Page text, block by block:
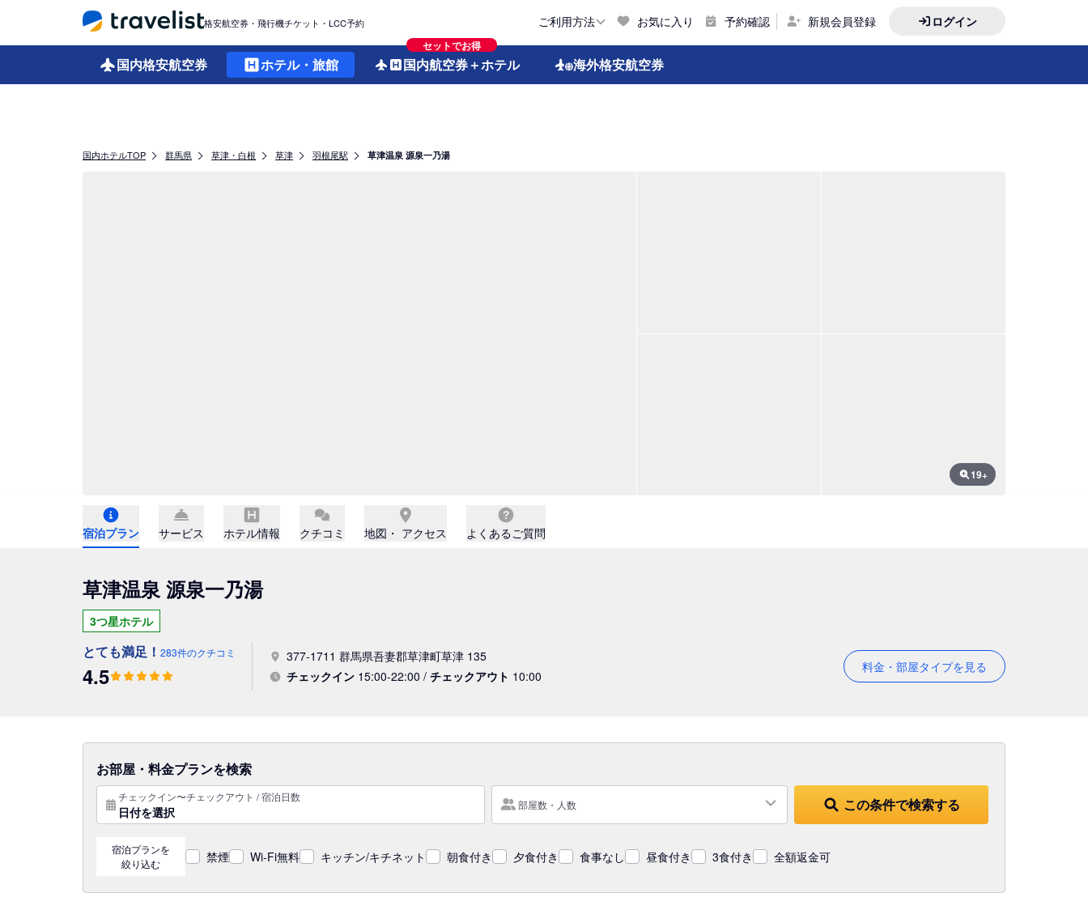
格安航空券・飛行機チケット・LCC予約 ご利用方法 お気に入り 予約確認 新規会員登録 ログイン
国内格安航空券 ホテル・旅館
セットでお得
国内航空券＋ホテル 海外格安航空券
国内ホテルTOP 群馬県 草津・白根 草津 羽根尾駅 草津温泉 源泉一乃湯
19+
宿泊プラン サービス ホテル情報 クチコミ 地図・ アクセス よくあるご質問
草津温泉 源泉一乃湯
3つ星ホテル
料金・部屋タイプを見る
377-1711 群馬県吾妻郡草津町草津 135
チェックイン 15:00-22:00 / チェックアウト 10:00
とても満足！ 283件のクチコミ
4.5
お部屋・料金プランを検索
チェックイン〜チェックアウト / 宿泊日数
日付を選択 部屋数・人数 この条件で検索する
宿泊プランを
絞り込む
禁煙 Wi-Fi無料 キッチン/キチネット 朝食付き 夕食付き 食事なし 昼食付き 3食付き 全額返金可